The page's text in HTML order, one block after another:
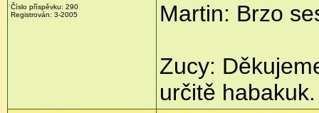
Číslo příspěvku: 290
Registrován: 3-2005
Martin: Brzo
Zucy:
určitě habakuk.